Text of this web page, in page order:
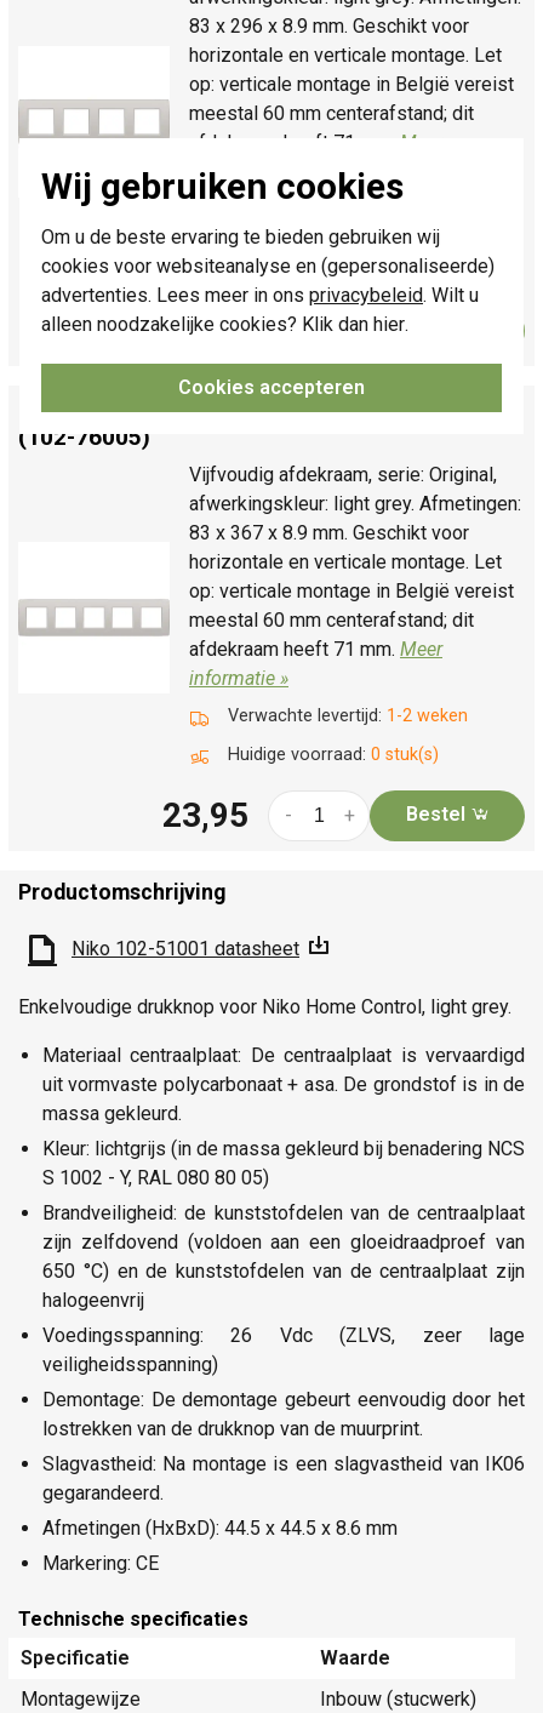
Wij gebruiken cookies
Om u de beste ervaring te bieden gebruiken wij
cookies voor websiteanalyse en (gepersonaliseerde)
advertenties. Lees meer in ons privacybeleid. Wilt u
alleen noodzakelijke cookies? Klik dan hier.
Cookies accepteren
83 x 296 x 8.9 mm. Geschikt voor
horizontale en verticale montage. Let
op: verticale montage in België vereist
meestal 60 mm centerafstand; dit
afdekraam heeft 71 mm.
Meer
informatie »
21u besteld, dinsdag in huis*
Huidige voorraad:1 stuk(s)
17,95 +
- Bestel
Niko afdekraam 5-voudig Original light grey
(102-76005)
Vijfvoudig afdekraam, serie: Original,
afwerkingskleur: light grey. Afmetingen:
83 x 367 x 8.9 mm. Geschikt voor
horizontale en verticale montage. Let
op: verticale montage in België vereist
meestal 60 mm centerafstand; dit
afdekraam heeft 71 mm. Meer
informatie »
Verwachte levertijd: 1-2 weken
Huidige voorraad: 0 stuk(s)
23,95 +
- Bestel
Productomschrijving
Niko 102-51001 datasheet
Enkelvoudige drukknop voor Niko Home Control, light grey.
Materiaal centraalplaat: De centraalplaat is vervaardigd
uit vormvaste polycarbonaat + asa. De grondstof is in de
massa gekleurd.
Kleur: lichtgrijs (in de massa gekleurd bij benadering NCS
S 1002 - Y, RAL 080 80 05)
Brandveiligheid: de kunststofdelen van de centraalplaat
zijn zelfdovend (voldoen aan een gloeidraadproef van
650 °C) en de kunststofdelen van de centraalplaat zijn
halogeenvrij
Voedingsspanning: 26 Vdc (ZLVS, zeer lage
veiligheidsspanning)
Demontage: De demontage gebeurt eenvoudig door het
lostrekken van de drukknop van de muurprint.
Slagvastheid: Na montage is een slagvastheid van IK06
gegarandeerd.
Afmetingen (HxBxD): 44.5 x 44.5 x 8.6 mm
Markering: CE
Technische specificaties
Specificatie
Waarde
Montagewijze
Inbouw (stucwerk)